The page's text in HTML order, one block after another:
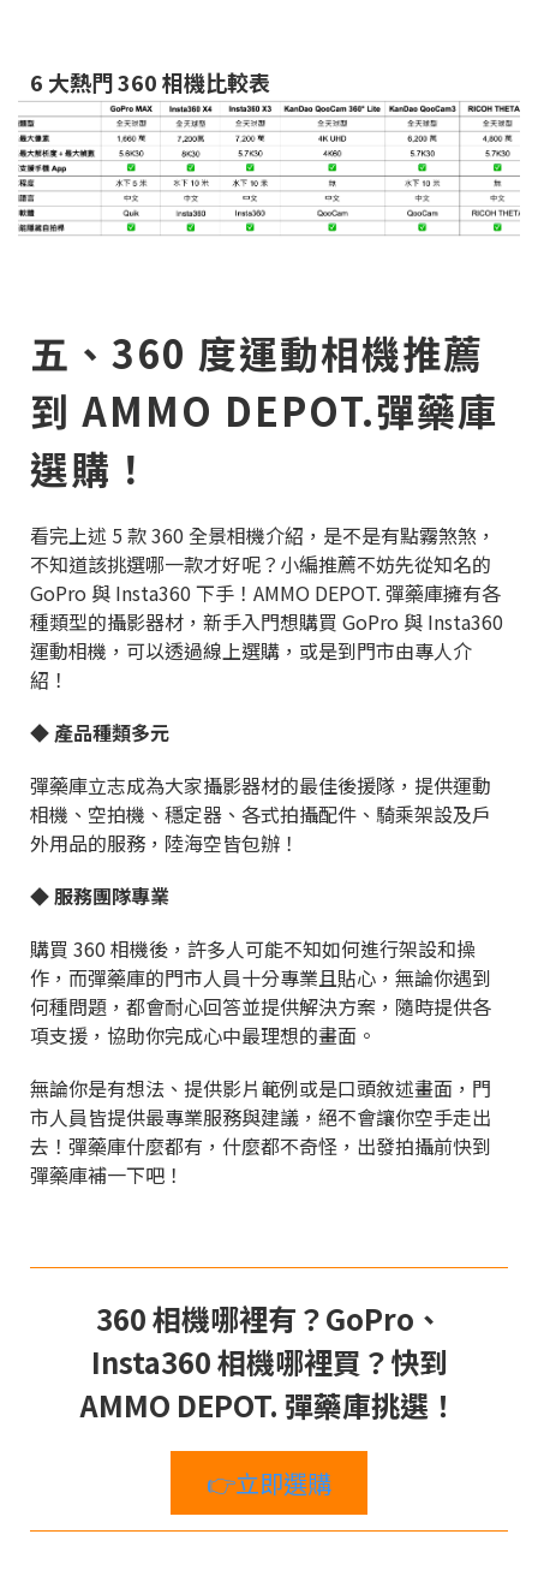
6 大熱門 360 相機比較表
五、360 度運動相機推薦
到 AMMO DEPOT.彈藥庫
選購！
看完上述 5 款 360 全景相機介紹，是不是有點霧煞煞，
不知道該挑選哪一款才好呢？小編推薦不妨先從知名的
GoPro 與 Insta360 下手！AMMO DEPOT. 彈藥庫擁有各
種類型的攝影器材，新手入門想購買 GoPro 與 Insta360
運動相機，可以透過線上選購，或是到門市由專人介
紹！
◆ 產品種類多元
彈藥庫立志成為大家攝影器材的最佳後援隊，提供運動
相機、空拍機、穩定器、各式拍攝配件、騎乘架設及戶
外用品的服務，陸海空皆包辦！
◆ 服務團隊專業
購買 360 相機後，許多人可能不知如何進行架設和操
作，而彈藥庫的門市人員十分專業且貼心，無論你遇到
何種問題，都會耐心回答並提供解決方案，隨時提供各
項支援，協助你完成心中最理想的畫面。
無論你是有想法、提供影片範例或是口頭敘述畫面，門
市人員皆提供最專業服務與建議，絕不會讓你空手走出
去！彈藥庫什麼都有，什麼都不奇怪，出發拍攝前快到
彈藥庫補一下吧！
360 相機哪裡有？GoPro、
Insta360 相機哪裡買？快到
AMMO DEPOT. 彈藥庫挑選！
👉立即選購